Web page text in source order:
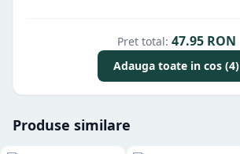
Pret total: 47.95RON
Adauga toate in cos (4)
Produse similare